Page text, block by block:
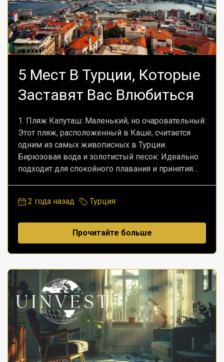
5 Мест В Турции, Которые
Заставят Вас Влюбиться
1. Пляж Капуташ: Маленький, но очаровательный:
Этот пляж, расположенный в Каше, считается
одним из самых живописных в Турции.
Бирюзовая вода и золотистый песок: Идеально
подходит для спокойного плавания и принятия...
2 года назад Турция
Прочитайте больше